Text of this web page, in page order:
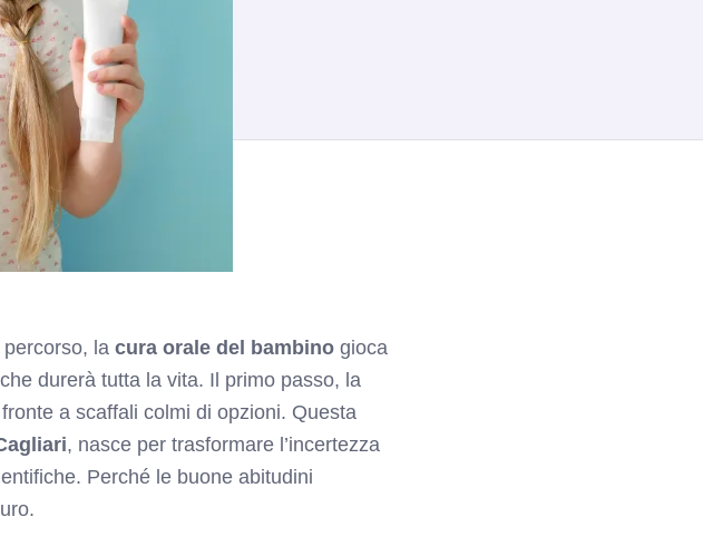
percorso, lacura orale del bambino gioca
durerà tutta la vita. Il primo passo, la
a scaffali colmi di opzioni. Questa
, nasce per trasformare l’incertezza
Perché le buone abitudini